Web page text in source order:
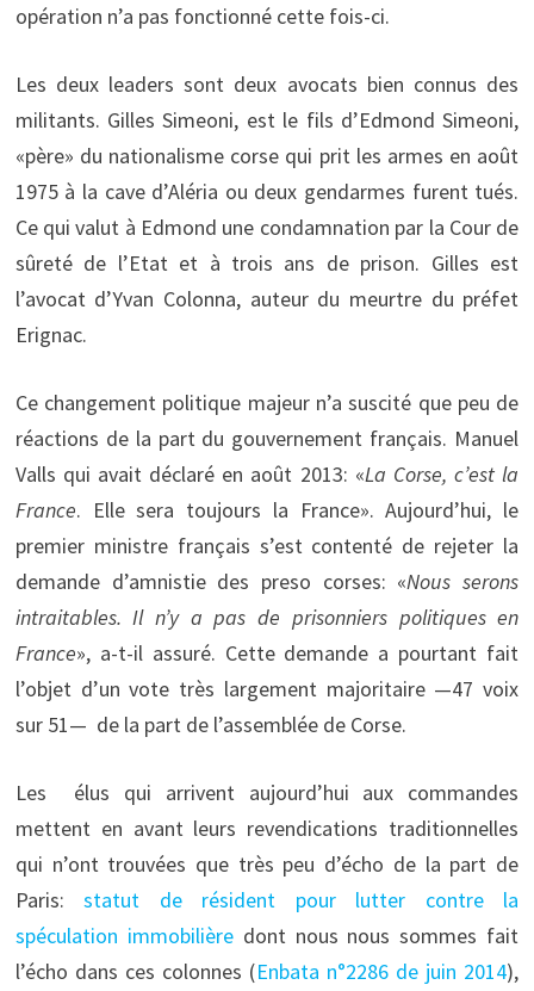
opération n’a pas fonctionné cette fois-ci.
Les deux leaders sont deux avocats bien connus des
militants. Gilles Simeoni, est le fils d’Edmond Simeoni,
«père» du nationalisme corse qui prit les armes en août
1975 à la cave d’Aléria ou deux gendarmes furent tués.
Ce qui valut à Edmond une condamnation par la Cour de
sûreté de l’Etat et à trois ans de prison. Gilles est
l’avocat d’Yvan Colonna, auteur du meurtre du préfet
Erignac.
Ce changement politique majeur n’a suscité que peu de
réactions de la part du gouvernement français. Manuel
Valls qui avait déclaré en août 2013: «La Corse, c’est la
France. Elle sera toujours la France». Aujourd’hui, le
premier ministre français s’est contenté de rejeter la
demande d’amnistie des preso corses: «Nous serons
intraitables. Il n’y a pas de prisonniers politiques en
France», a-t-il assuré. Cette demande a pourtant fait
l’objet d’un vote très largement majoritaire —47 voix
sur 51— de la part de l’assemblée de Corse.
Les élus qui arrivent aujourd’hui aux commandes
mettent en avant leurs revendications traditionnelles
qui n’ont trouvées que très peu d’écho de la part de
Paris:statut de résident pour lutter contre la
spéculation immobilièredont nous nous sommes fait
l’écho dans ces colonnes (Enbata n°2286 de juin 2014),